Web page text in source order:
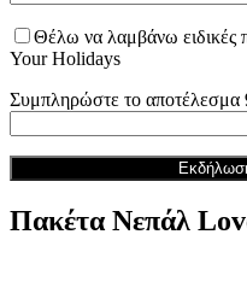
Θέλω να λαμβάνω ειδικές
Your Holidays
Συμπληρώστε το αποτέλεσμα
Πακέτα Νεπάλ